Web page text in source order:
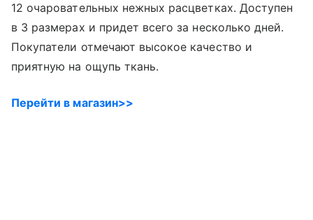
12 очаровательных нежных расцветках. Доступен
в 3 размерах и придет всего за несколько дней.
Покупатели отмечают высокое качество и
приятную на ощупь ткань.
Перейти в магазин>>